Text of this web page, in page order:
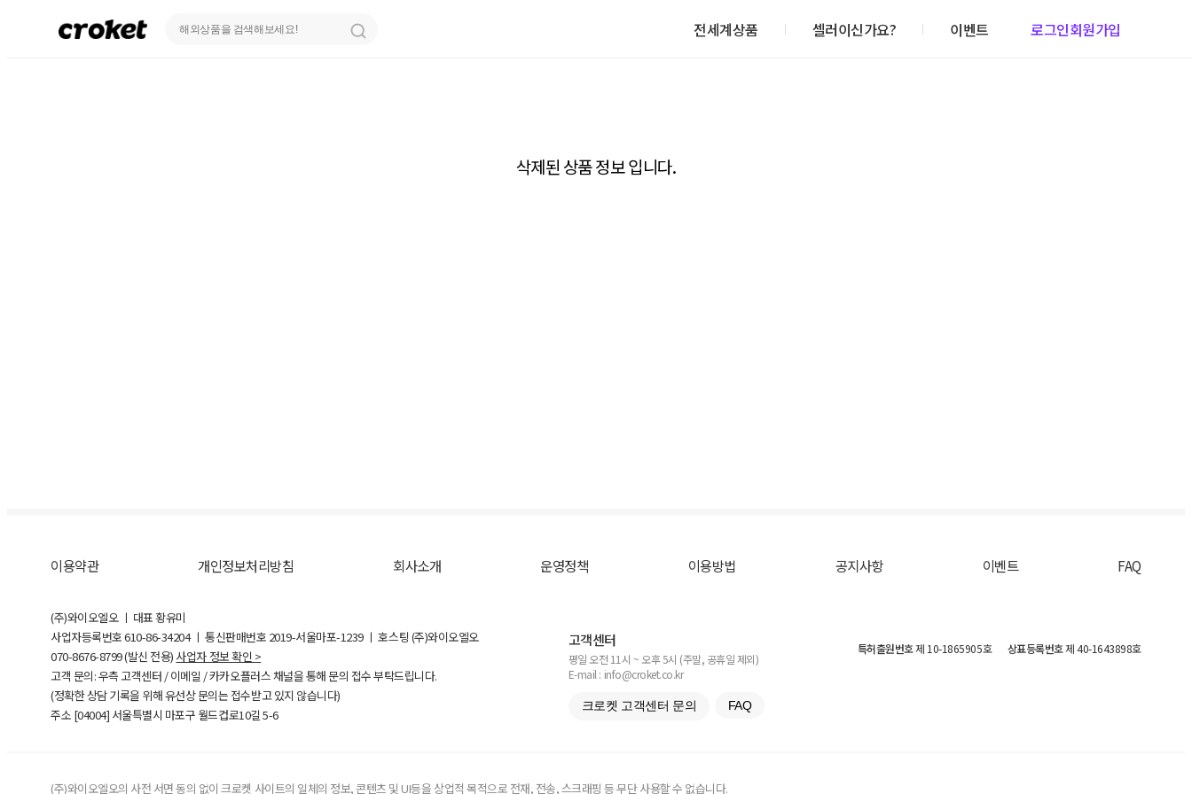
전세계상품 셀러이신가요? 이벤트 로그인회원가입
삭제된 상품 정보 입니다.
이용약관 개인정보처리방침 회사소개 운영정책 이용방법 공지사항 이벤트 FAQ
(주)와이오엘오 ㅣ 대표 황유미
사업자등록번호610-86-34204ㅣ 통신판매번호 2019-서울마포-1239 ㅣ 호스팅 (주)와이오엘오
070-8676-8799 (발신 전용) 사업자 정보 확인 >
고객 문의: 우측 고객센터 / 이메일 / 카카오플러스 채널을 통해 문의 접수 부탁드립니다.
(정확한 상담 기록을 위해 유선상 문의는 접수받고 있지 않습니다)
주소 [04004] 서울특별시 마포구 월드컵로10길5-6
고객센터
평일 오전 11시 ~ 오후 5시 (주말, 공휴일 제외)
E-mail : info@croket.co.kr
크로켓 고객센터 문의 FAQ
특허출원번호제 10-1865905호 상표등록번호제 40-1643898호
(주)와이오엘오의 사전 서면 동의 없이 크로켓 사이트의 일체의 정보, 콘텐츠 및 UI등을 상업적 목적으로 전재, 전송, 스크래핑 등 무단 사용할 수 없습니다.